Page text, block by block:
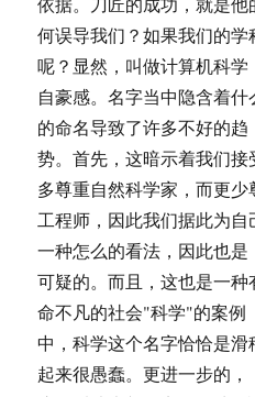
何误导我们？如果我们的
呢？显然，叫做计算机科学
自豪感。名字当中隐含着
的命名导致了许多不好的趋
势。首先，这暗示着我们
多尊重自然科学家，而更少
工程师，因此我们据此为
一种怎么的看法，因此也是
可疑的。而且，这也是一
命不凡的社会"科学"的案例
中，科学这个名字恰恰是
起来很愚蠢。更进一步的，